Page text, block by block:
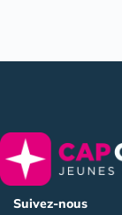
Suivez-nous